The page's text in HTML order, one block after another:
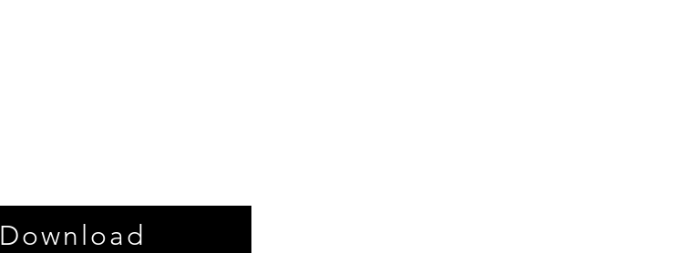
Download